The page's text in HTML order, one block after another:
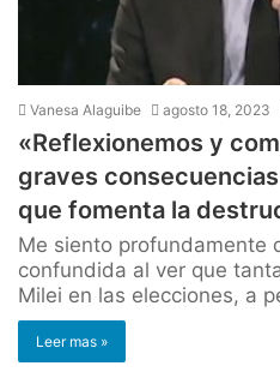
Vanesa Alaguibe agosto 18, 2023
«Reflexionemos y
graves
que fomenta la
Me siento profundamente
confundida al ver que
Milei en las elecciones, a
Leer mas »